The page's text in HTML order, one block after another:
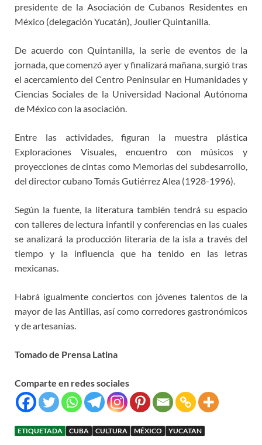
presidente de la Asociación de Cubanos Residentes en
México (delegación Yucatán), Joulier Quintanilla.
De acuerdo con Quintanilla, la serie de eventos de la
jornada, que comenzó ayer y finalizará mañana, surgió tras
el acercamiento del Centro Peninsular en Humanidades y
Ciencias Sociales de la Universidad Nacional Autónoma
de México con la asociación.
Entre las actividades, figuran la muestra plástica
Exploraciones Visuales, encuentro con músicos y
proyecciones de cintas como Memorias del subdesarrollo,
del director cubano Tomás Gutiérrez Alea (1928-1996).
Según la fuente, la literatura también tendrá su espacio
con talleres de lectura infantil y conferencias en las cuales
se analizará la producción literaria de la isla a través del
tiempo y la influencia que ha tenido en las letras
mexicanas.
Habrá igualmente conciertos con jóvenes talentos de la
mayor de las Antillas, así como corredores gastronómicos
y de artesanías.
Tomado de Prensa Latina
Comparte en redes sociales
ETIQUETADA CUBA CULTURA MÉXICO YUCATAN